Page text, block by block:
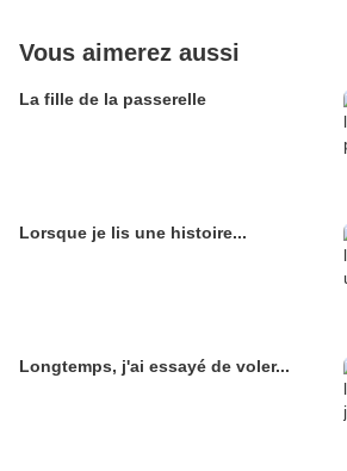
Vous aimerez aussi
La fille de la passerelle
Lorsque je lis une histoire...
Longtemps, j'ai essayé de voler...